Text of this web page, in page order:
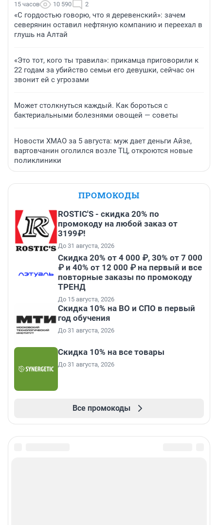
15 часов 10 590 2
«С гордостью говорю, что я деревенский»: зачем
северянин оставил нефтяную компанию и переехал в
глушь на Алтай
«Это тот, кого ты травила»: прикамца приговорили к
22 годам за убийство семьи его девушки, сейчас он
звонит ей с угрозами
Может столкнуться каждый. Как бороться с
бактериальными болезнями овощей — советы
Новости ХМАО за 5 августа: муж дает деньги Айзе,
вартовчанин оголился возле ТЦ, откроются новые
поликлиники
ПРОМОКОДЫ
ROSTIC'S - скидка 20% по
промокоду на любой заказ от
3199₽!
До 31 августа, 2026
Скидка 20% от 4 000 ₽, 30% от 7 000
₽ и 40% от 12 000 ₽ на первый и все
повторные заказы по промокоду
ТРЕНД
До 15 августа, 2026
Скидка 10% на ВО и СПО в первый
год обучения
До 31 августа, 2026
Скидка 10% на все товары
До 31 августа, 2026
Все промокоды